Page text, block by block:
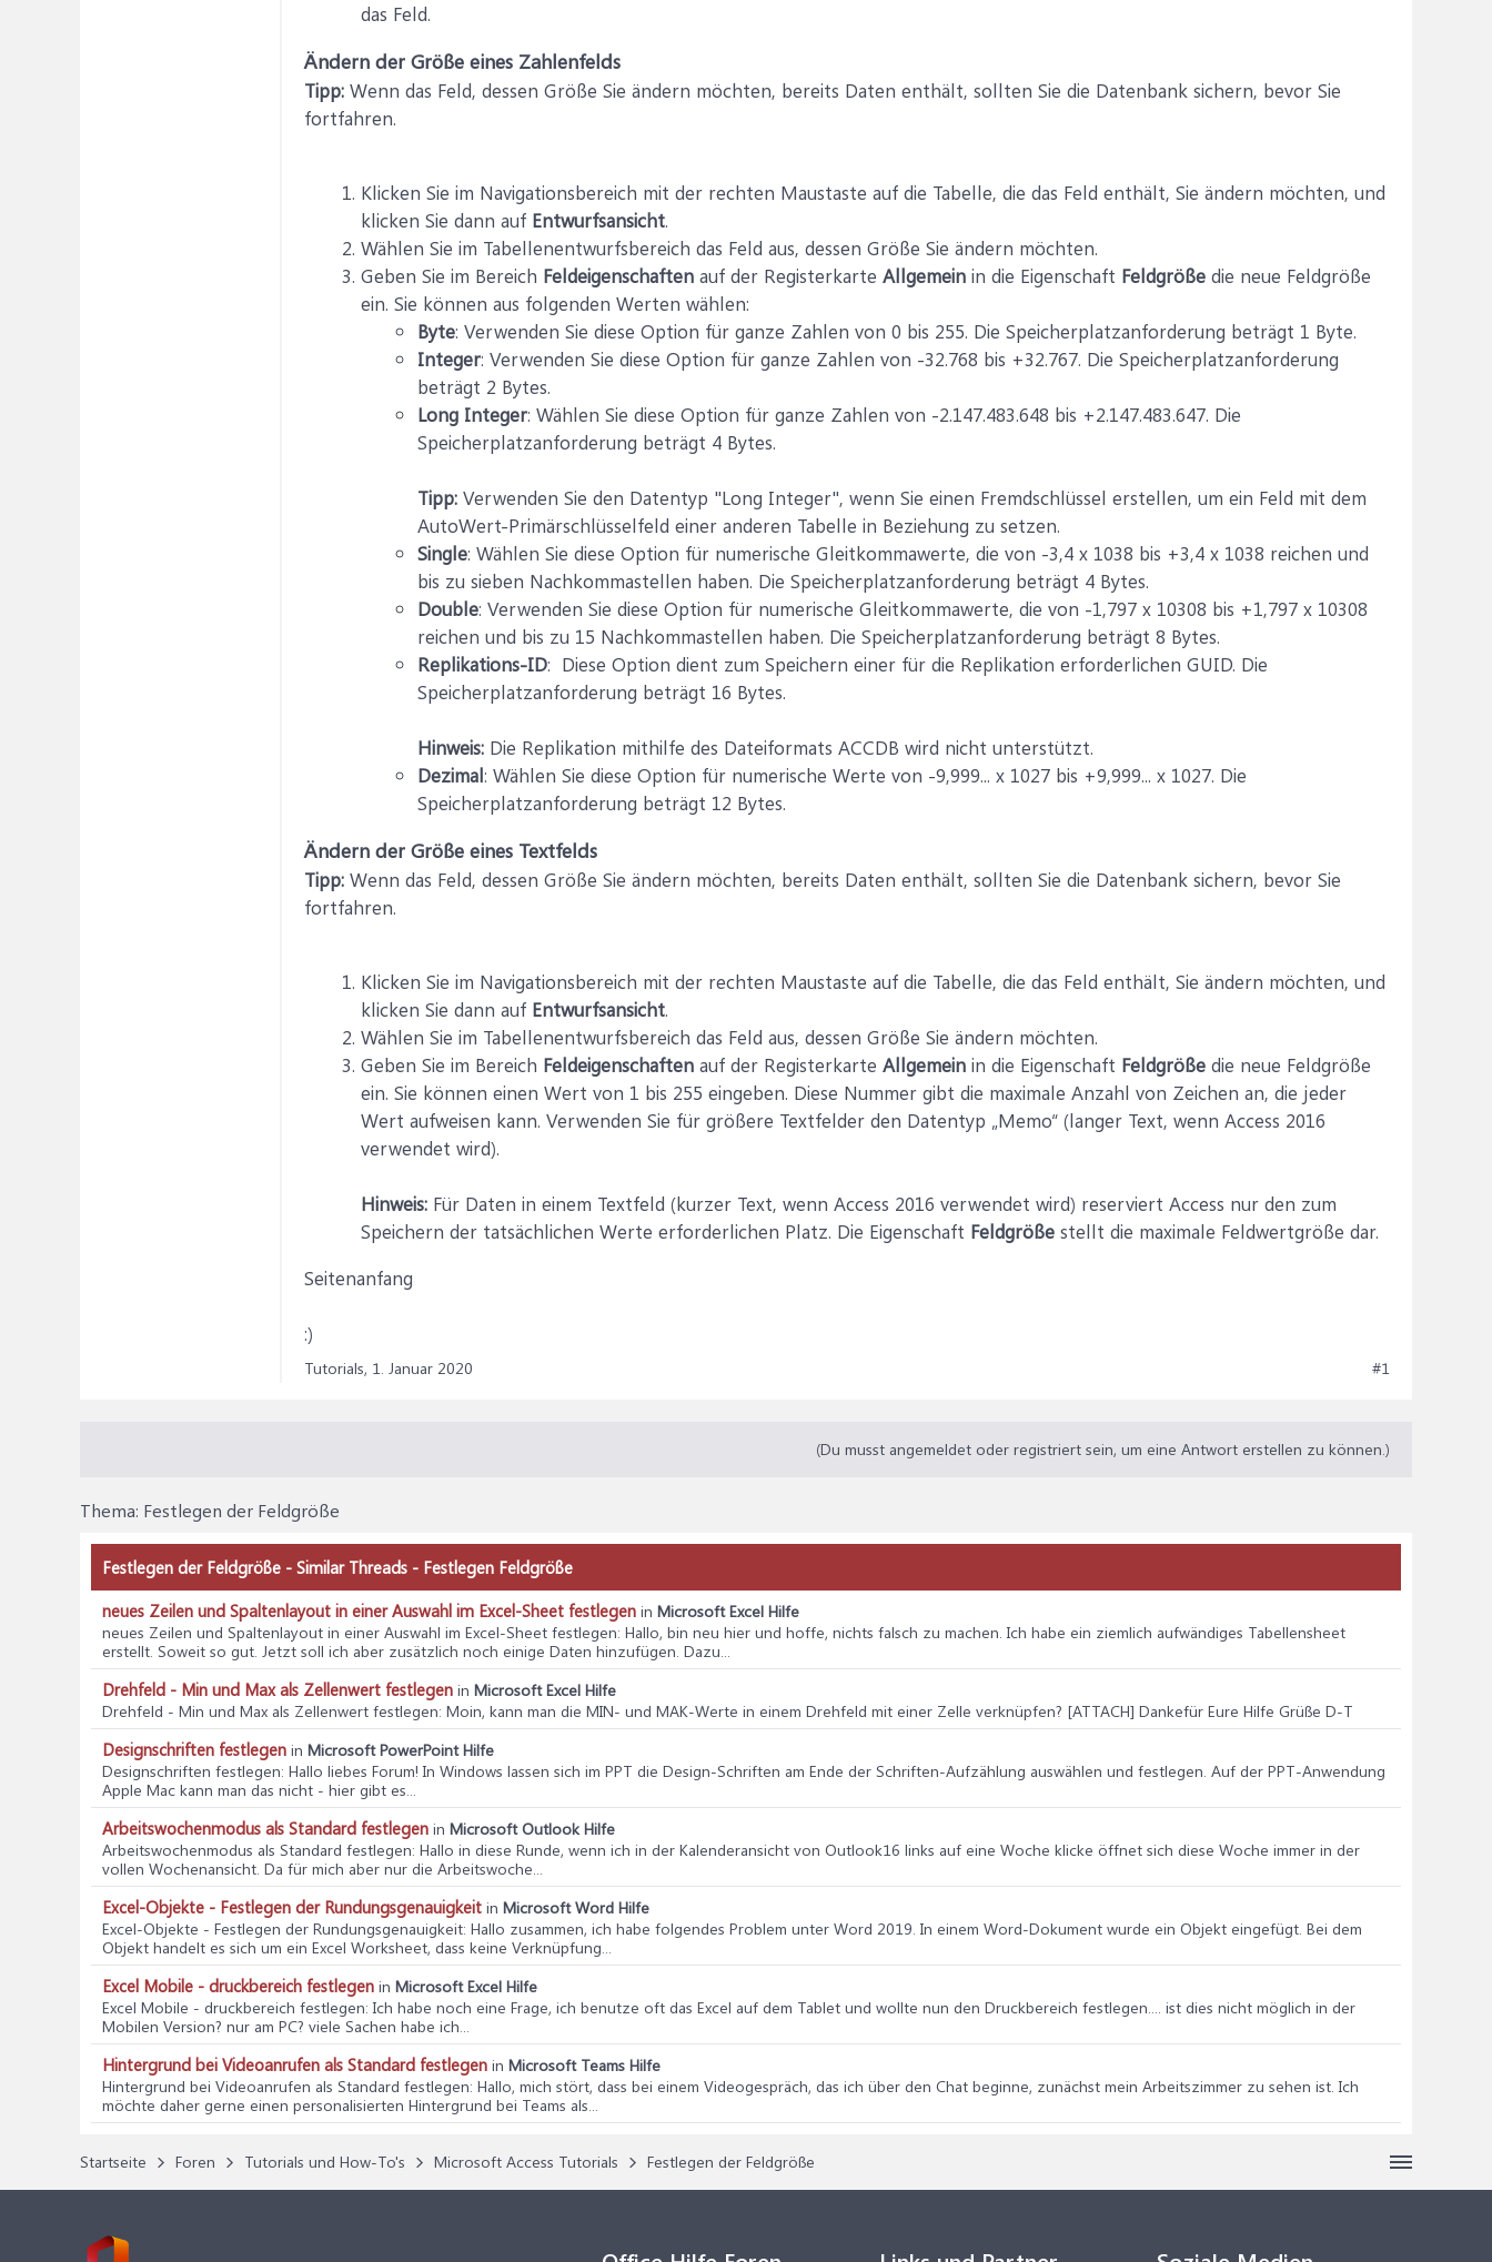
das Feld.
Ändern der Größe eines Zahlenfelds
Tipp: Wenn das Feld, dessen Größe Sie ändern möchten, bereits Daten enthält, sollten Sie die Datenbank sichern, bevor Sie
fortfahren.
Klicken Sie im Navigationsbereich mit der rechten Maustaste auf die Tabelle, die das Feld enthält, Sie ändern möchten, und
klicken Sie dann auf Entwurfsansicht.
Wählen Sie im Tabellenentwurfsbereich das Feld aus, dessen Größe Sie ändern möchten.
Geben Sie im Bereich Feldeigenschaften auf der Registerkarte Allgemein in die Eigenschaft Feldgröße die neue Feldgröße
ein. Sie können aus folgenden Werten wählen:
Byte: Verwenden Sie diese Option für ganze Zahlen von 0 bis 255. Die Speicherplatzanforderung beträgt 1 Byte.
Integer: Verwenden Sie diese Option für ganze Zahlen von -32.768 bis +32.767. Die Speicherplatzanforderung
beträgt 2 Bytes.
Long Integer: Wählen Sie diese Option für ganze Zahlen von -2.147.483.648 bis +2.147.483.647. Die
Speicherplatzanforderung beträgt 4 Bytes.
Tipp: Verwenden Sie den Datentyp "Long Integer", wenn Sie einen Fremdschlüssel erstellen, um ein Feld mit dem
AutoWert-Primärschlüsselfeld einer anderen Tabelle in Beziehung zu setzen.
Single: Wählen Sie diese Option für numerische Gleitkommawerte, die von -3,4 x 1038 bis +3,4 x 1038 reichen und
bis zu sieben Nachkommastellen haben. Die Speicherplatzanforderung beträgt 4 Bytes.
Double: Verwenden Sie diese Option für numerische Gleitkommawerte, die von -1,797 x 10308 bis +1,797 x 10308
reichen und bis zu 15 Nachkommastellen haben. Die Speicherplatzanforderung beträgt 8 Bytes.
Replikations-ID: Diese Option dient zum Speichern einer für die Replikation erforderlichen GUID. Die
Speicherplatzanforderung beträgt 16 Bytes.
Hinweis: Die Replikation mithilfe des Dateiformats ACCDB wird nicht unterstützt.
Dezimal: Wählen Sie diese Option für numerische Werte von -9,999... x 1027 bis +9,999... x 1027. Die
Speicherplatzanforderung beträgt 12 Bytes.
Ändern der Größe eines Textfelds
Tipp: Wenn das Feld, dessen Größe Sie ändern möchten, bereits Daten enthält, sollten Sie die Datenbank sichern, bevor Sie
fortfahren.
Klicken Sie im Navigationsbereich mit der rechten Maustaste auf die Tabelle, die das Feld enthält, Sie ändern möchten, und
klicken Sie dann auf Entwurfsansicht.
Wählen Sie im Tabellenentwurfsbereich das Feld aus, dessen Größe Sie ändern möchten.
Geben Sie im Bereich Feldeigenschaften auf der Registerkarte Allgemein in die Eigenschaft Feldgröße die neue Feldgröße
ein. Sie können einen Wert von 1 bis 255 eingeben. Diese Nummer gibt die maximale Anzahl von Zeichen an, die jeder
Wert aufweisen kann. Verwenden Sie für größere Textfelder den Datentyp „Memo“ (langer Text, wenn Access 2016
verwendet wird).
Hinweis: Für Daten in einem Textfeld (kurzer Text, wenn Access 2016 verwendet wird) reserviert Access nur den zum
Speichern der tatsächlichen Werte erforderlichen Platz. Die Eigenschaft Feldgröße stellt die maximale Feldwertgröße dar.
Seitenanfang
:)
Tutorials, 1. Januar 2020 #1
(Du musst angemeldet oder registriert sein, um eine Antwort erstellen zu können.)
Thema: Festlegen der Feldgröße
Festlegen der Feldgröße - Similar Threads - Festlegen Feldgröße
neues Zeilen und Spaltenlayout in einer Auswahl im Excel-Sheet festlegen in Microsoft Excel Hilfe
neues Zeilen und Spaltenlayout in einer Auswahl im Excel-Sheet festlegen: Hallo, bin neu hier und hoffe, nichts falsch zu machen. Ich habe ein ziemlich aufwändiges Tabellensheet
erstellt. Soweit so gut. Jetzt soll ich aber zusätzlich noch einige Daten hinzufügen. Dazu...
Drehfeld - Min und Max als Zellenwert festlegen in Microsoft Excel Hilfe
Drehfeld - Min und Max als Zellenwert festlegen: Moin, kann man die MIN- und MAK-Werte in einem Drehfeld mit einer Zelle verknüpfen? [ATTACH] Dankefür Eure Hilfe Grüße D-T
Designschriften festlegen in Microsoft PowerPoint Hilfe
Designschriften festlegen: Hallo liebes Forum! In Windows lassen sich im PPT die Design-Schriften am Ende der Schriften-Aufzählung auswählen und festlegen. Auf der PPT-Anwendung
Apple Mac kann man das nicht - hier gibt es...
Arbeitswochenmodus als Standard festlegen in Microsoft Outlook Hilfe
Arbeitswochenmodus als Standard festlegen: Hallo in diese Runde, wenn ich in der Kalenderansicht von Outlook16 links auf eine Woche klicke öffnet sich diese Woche immer in der
vollen Wochenansicht. Da für mich aber nur die Arbeitswoche...
Excel-Objekte - Festlegen der Rundungsgenauigkeit in Microsoft Word Hilfe
Excel-Objekte - Festlegen der Rundungsgenauigkeit: Hallo zusammen, ich habe folgendes Problem unter Word 2019. In einem Word-Dokument wurde ein Objekt eingefügt. Bei dem
Objekt handelt es sich um ein Excel Worksheet, dass keine Verknüpfung...
Excel Mobile - druckbereich festlegen in Microsoft Excel Hilfe
Excel Mobile - druckbereich festlegen: Ich habe noch eine Frage, ich benutze oft das Excel auf dem Tablet und wollte nun den Druckbereich festlegen.... ist dies nicht möglich in der
Mobilen Version? nur am PC? viele Sachen habe ich...
Hintergrund bei Videoanrufen als Standard festlegen in Microsoft Teams Hilfe
Hintergrund bei Videoanrufen als Standard festlegen: Hallo, mich stört, dass bei einem Videogespräch, das ich über den Chat beginne, zunächst mein Arbeitszimmer zu sehen ist. Ich
möchte daher gerne einen personalisierten Hintergrund bei Teams als...
Startseite Foren Tutorials und How-To's Microsoft Access Tutorials Festlegen der Feldgröße